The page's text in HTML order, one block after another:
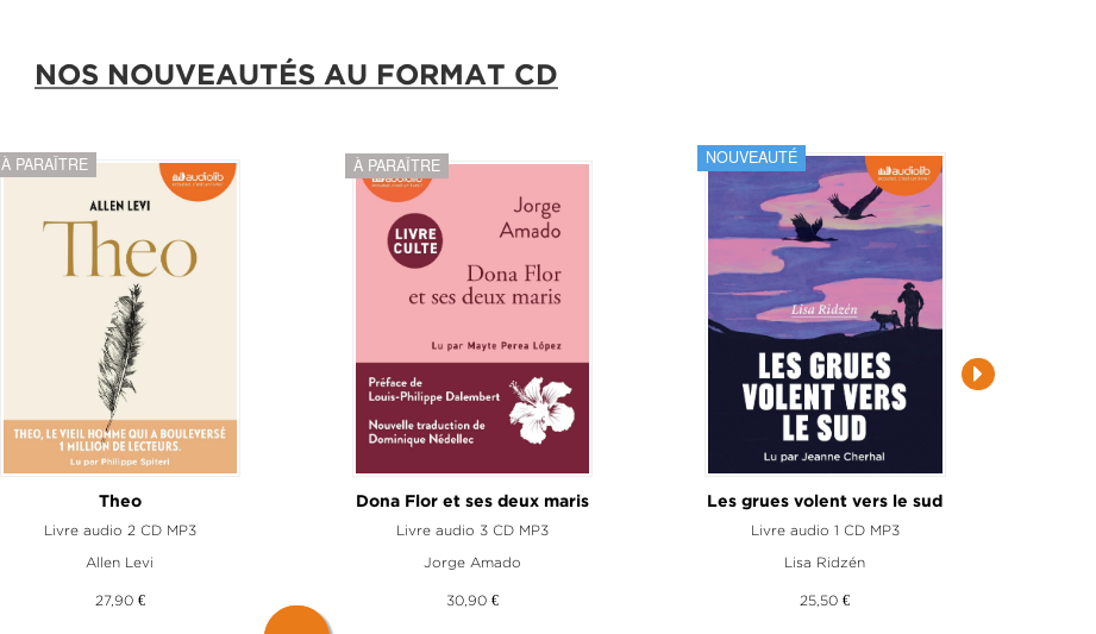
NOS NOUVEAUTÉS AU FORMAT CD
À PARAÎTRE
Theo
Livre audio 2 CD MP3
Allen Levi
27,90 €
À PARAÎTRE
Dona Flor et ses deux maris
Livre audio 3 CD MP3
Jorge Amado
30,90 €
NOUVEAUTÉ
Les grues volent vers le sud
Livre audio 1 CD MP3
Lisa Ridzén
25,50 €